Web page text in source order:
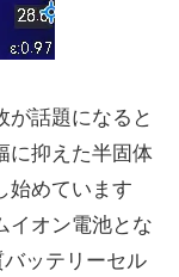
が話題になると
に抑えた半固体
始めています
イオン電池とな
ッテリーセル